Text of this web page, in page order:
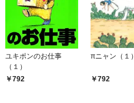
ユキポンのお仕事
（１）
792
πニャン（１）
792